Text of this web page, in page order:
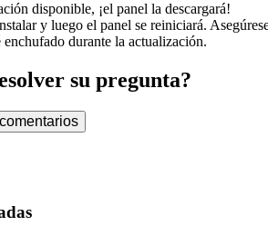
disponible, ¡el panel la descargará!
y luego el panel se reiniciará.
enchufado durante la actualización.
su pregunta?